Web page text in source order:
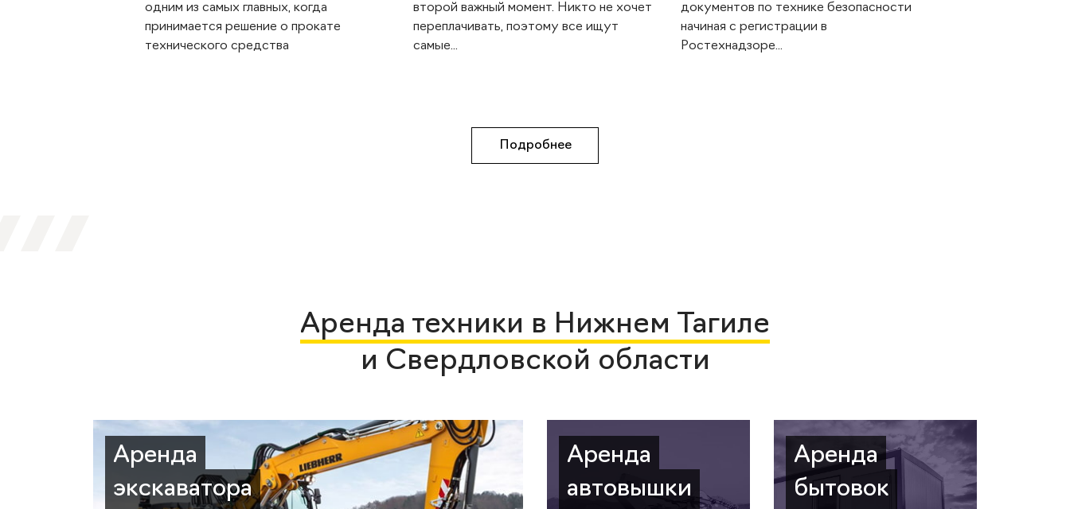
одним из самых главных, когда
принимается решение о прокате
технического средства
второй важный момент. Никто не хочет
переплачивать, поэтому все ищут
самые...
документов по технике безопасности
начиная с регистрации в
Ростехнадзоре...
Подробнее
Аренда техники в Нижнем Тагиле
и Свердловской области
Аренда
экскаватора
Аренда
автовышки
Аренда
бытовок